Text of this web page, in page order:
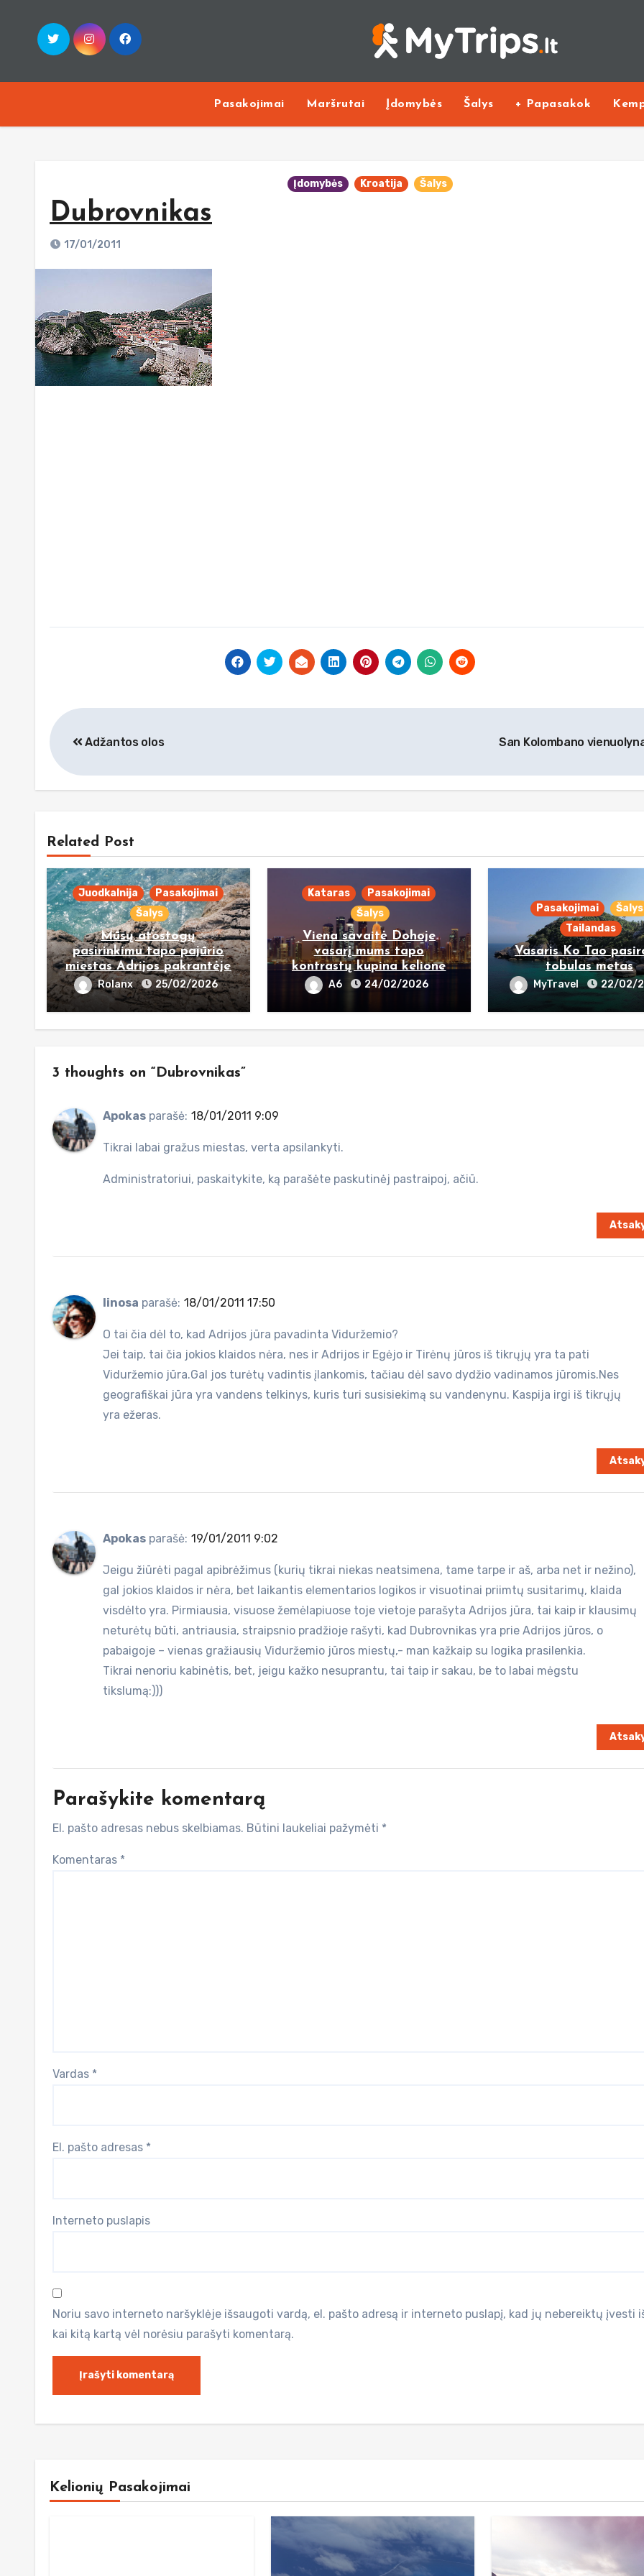
content
Pasakojimai Maršrutai Įdomybės Šalys + Papasakok
Įdomybės Kroatija Šalys
Dubrovnikas
17/01/2011
Navigacija
tarp
įrašų
Adžantos olos San Kolombano
Related Post
Juodkalnija
Pasakojimai
Šalys
Mūsų atostogų
pasirinkimu tapo pajūrio
miestas Adrijos pakrantėje
Rolanx 25/02/2026
Kataras
Pasakojimai
Šalys
Viena savaitė Dohoje
vasarį mums tapo
kontrastų kupina kelione
A6 24/02/2026
Pasakojimai
Šalys
Tailandas
Vasaris Ko Tao
tobulas metas
MyTravel 22/02/
3 thoughts on “Dubrovnikas”
Apokas parašė: 18/01/2011 9:09
Tikrai labai gražus miestas, verta apsilankyti.
Administratoriui, paskaitykite, ką parašėte paskutinėj pastraipoj, ačiū.
linosa parašė: 18/01/2011 17:50
O tai čia dėl to, kad Adrijos jūra pavadinta Viduržemio?
Jei taip, tai čia jokios klaidos nėra, nes ir Adrijos ir Egėjo ir Tirėnų jūros iš tikrųjų yra ta pati
Viduržemio jūra.Gal jos turėtų vadintis įlankomis, tačiau dėl savo dydžio vadinamos jūromis.Nes
geografiškai jūra yra vandens telkinys, kuris turi susisiekimą su vandenynu. Kaspija irgi iš tikrųjų
yra ežeras.
Apokas parašė: 19/01/2011 9:02
Jeigu žiūrėti pagal apibrėžimus (kurių tikrai niekas neatsimena, tame tarpe ir aš, arba net ir nežino),
gal jokios klaidos ir nėra, bet laikantis elementarios logikos ir visuotinai priimtų susitarimų, klaida
visdėlto yra. Pirmiausia, visuose žemėlapiuose toje vietoje parašyta Adrijos jūra, tai kaip ir klausimų
neturėtų būti, antriausia, straipsnio pradžioje rašyti, kad Dubrovnikas yra prie Adrijos jūros, o
pabaigoje – vienas gražiausių Viduržemio jūros miestų,- man kažkaip su logika prasilenkia.
Tikrai nenoriu kabinėtis, bet, jeigu kažko nesuprantu, tai taip ir sakau, be to labai mėgstu
tikslumą:)))
Parašykite komentarą
El. pašto adresas nebus skelbiamas. Būtini laukeliai pažymėti *
Komentaras *
Vardas *
El. pašto adresas *
Interneto puslapis
Noriu savo interneto naršyklėje išsaugoti vardą, el. pašto adresą ir interneto puslapį, kad jų nebereiktų įvesti
kai kitą kartą vėl norėsiu parašyti komentarą.
Kelionių Pasakojimai